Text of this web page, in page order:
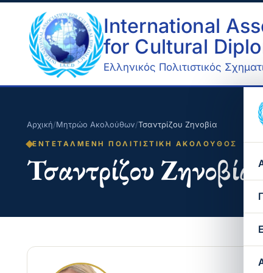
International
for Cultural
Ελληνικός Πολιτιστικός
Αρχική/Μητρώο Ακολούθων/Τσαντρίζου Ζηνοβία
ΕΝΤΕΤΑΛΜΈΝΗ ΠΟΛΙΤΙΣΤΙΚΉ ΑΚΌΛΟΥΘΟΣ
Τσαντρίζου Ζηνοβία